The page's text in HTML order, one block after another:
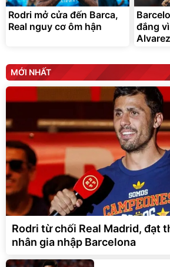
Rodri mở cửa đến Barca,
Real nguy cơ ôm hận
đắng
Alvarez
MỚI NHẤT
Rodri từ chối Real Madrid, đạt
nhân gia nhập Barcelona